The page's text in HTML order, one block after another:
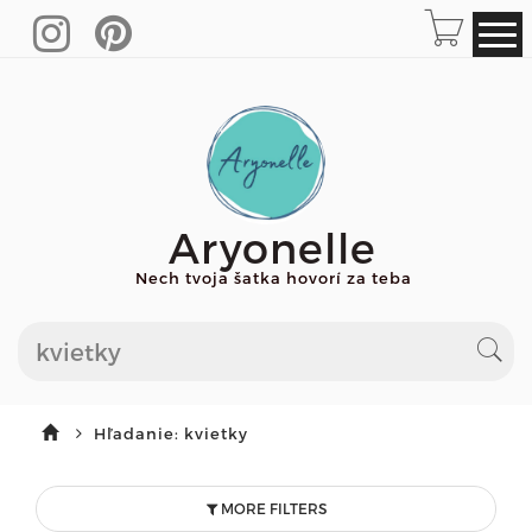
Aryonelle
Nech tvoja šatka hovorí za teba
Hľadanie: kvietky
MORE FILTERS